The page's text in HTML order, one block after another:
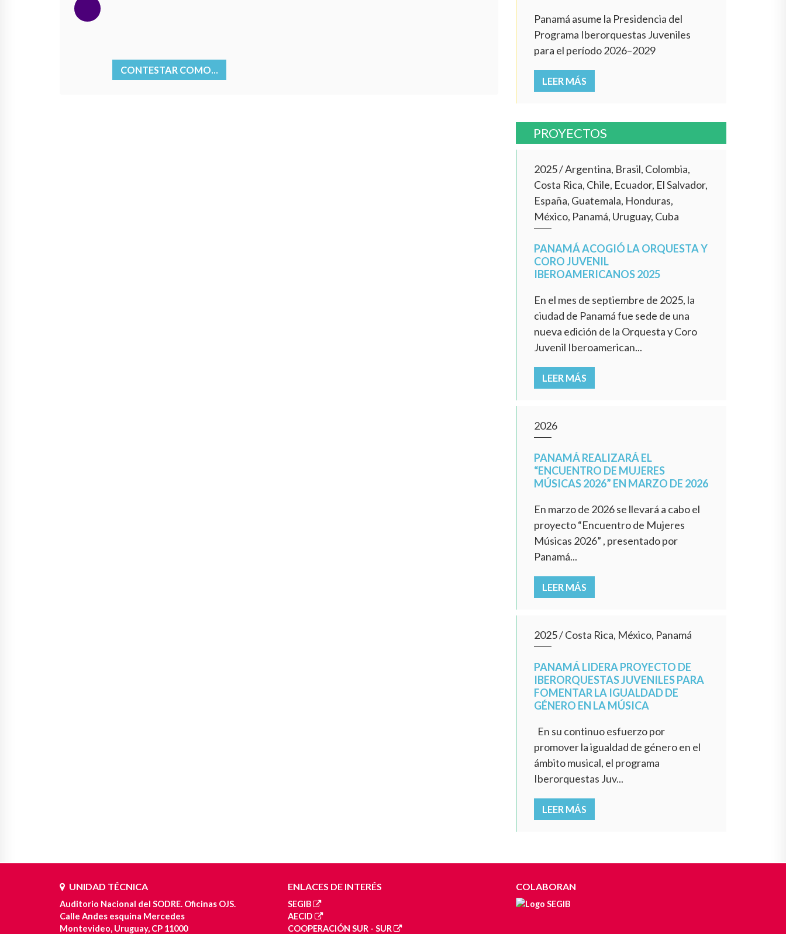
CONTESTAR COMO...
Panamá asume la Presidencia del
Programa Iberorquestas Juveniles
para el período 2026–2029
LEER MÁS
PROYECTOS
2025/Argentina, Brasil, Colombia,
Costa Rica, Chile, Ecuador, El Salvador,
España, Guatemala, Honduras,
México, Panamá, Uruguay, Cuba
PANAMÁ ACOGIÓ LA ORQUESTA Y
CORO JUVENIL
IBEROAMERICANOS 2025
En el mes de septiembre de 2025, la
ciudad de Panamá fue sede de una
nueva edición de la Orquesta y Coro
Juvenil Iberoamerican...
LEER MÁS
2026
PANAMÁ REALIZARÁ EL
“ENCUENTRO DE MUJERES
MÚSICAS 2026” EN MARZO DE 2026
En marzo de 2026 se llevará a cabo el
proyecto “Encuentro de Mujeres
Músicas 2026” , presentado por
Panamá...
LEER MÁS
2025/Costa Rica, México, Panamá
PANAMÁ LIDERA PROYECTO DE
IBERORQUESTAS JUVENILES PARA
FOMENTAR LA IGUALDAD DE
GÉNERO EN LA MÚSICA
En su continuo esfuerzo por
promover la igualdad de género en el
ámbito musical, el programa
Iberorquestas Juv...
LEER MÁS
UNIDAD TÉCNICA
Auditorio Nacional del SODRE. Oficinas OJS.
Calle Andes esquina Mercedes
Montevideo, Uruguay, CP 11000
ENLACES DE INTERÉS
SEGIB
AECID
COOPERACIÓN SUR - SUR
COLABORAN